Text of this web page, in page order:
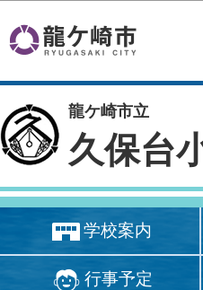
龍ケ崎市立
久保台
学校案内
行事予定